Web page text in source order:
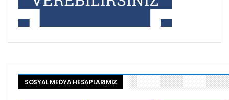
SOSYAL MEDYA HESAPLARIMIZ